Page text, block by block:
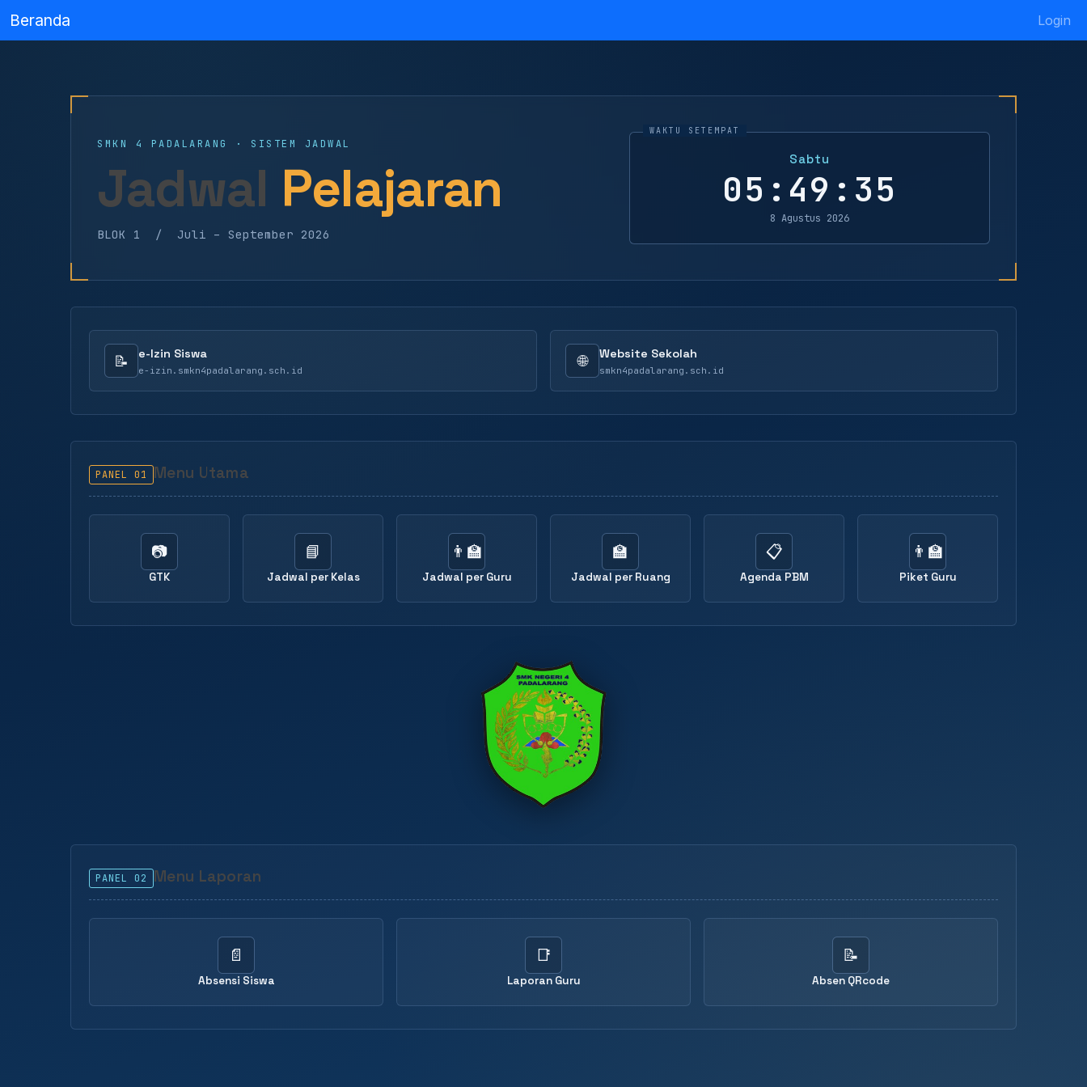
Beranda Login
SMKN 4 PADALARANG · SISTEM JADWAL
Jadwal Pelajaran
BLOK 1 / Juli – September 2026
Sabtu
05:49:35
8 Agustus 2026
📝 e-Izin Siswa
e-izin.smkn4padalarang.sch.id
🌐 Website Sekolah
smkn4padalarang.sch.id
PANEL 01 Menu Utama
📷
GTK
📘
Jadwal per Kelas
👨‍🏫
Jadwal per Guru
🏫
Jadwal per Ruang
📋
Agenda PBM
👨‍🏫
Piket Guru
PANEL 02 Menu Laporan
📄
Absensi Siswa
📑
Laporan Guru
📝
Absen QRcode